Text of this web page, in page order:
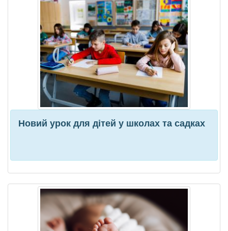
Новий урок для дітей у школах та садках